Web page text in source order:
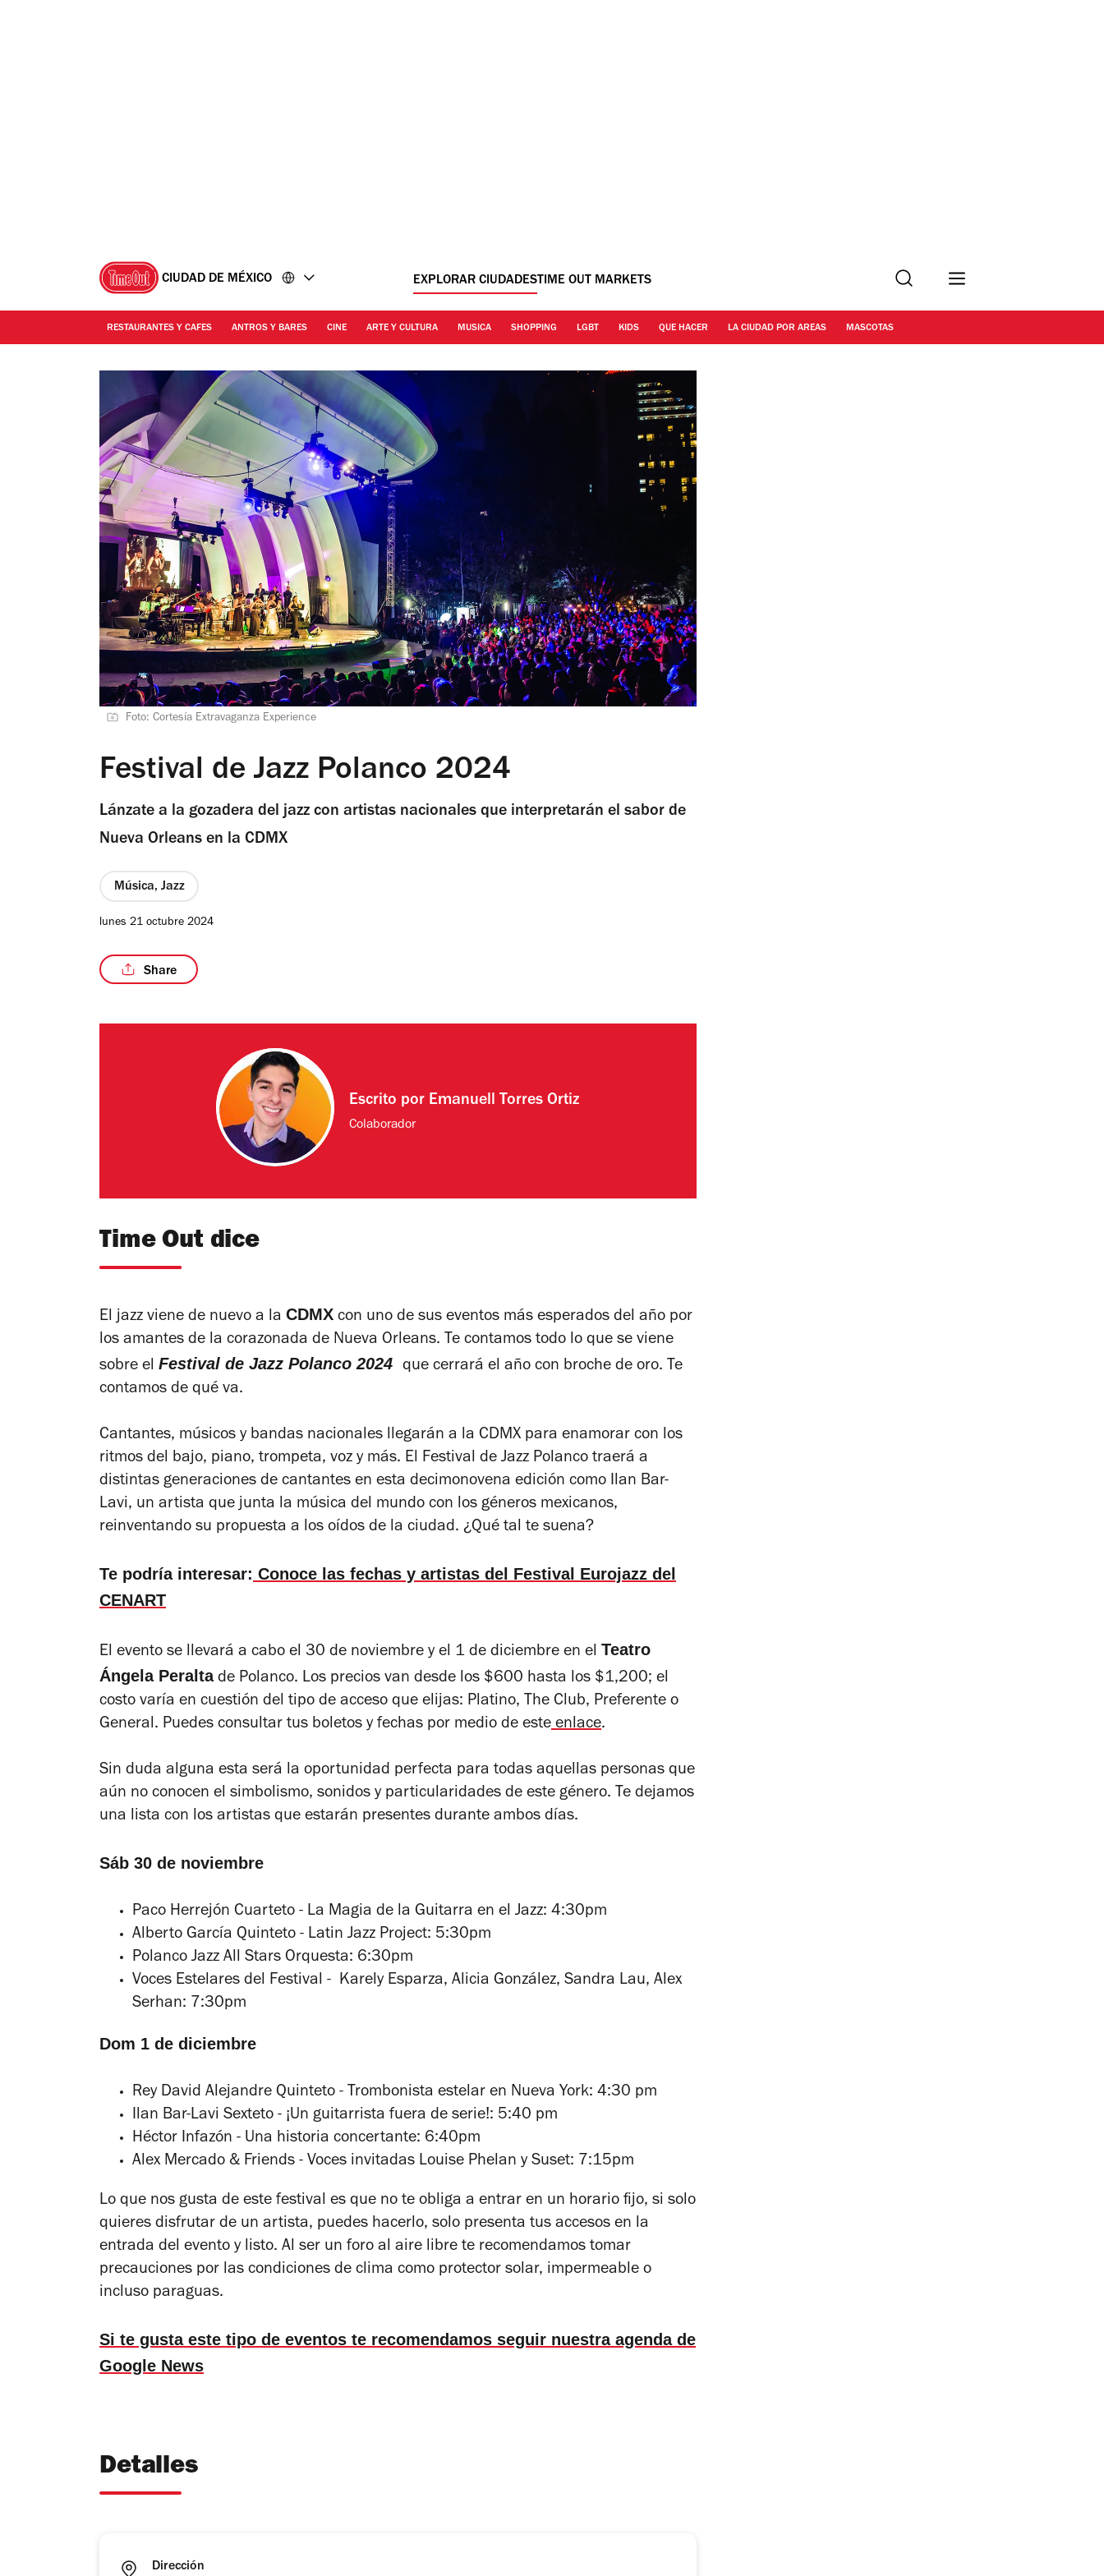
CIUDAD DE MÉXICO EXPLORAR CIUDADESTIME OUT MARKETS Buscar
RESTAURANTES Y CAFES ANTROS Y BARES CINE ARTE Y CULTURA MUSICA SHOPPING LGBT KIDS QUE HACER LA CIUDAD POR AREAS MASCOTAS
Foto: Cortesía Extravaganza Experience
Festival de Jazz Polanco 2024
Lánzate a la gozadera del jazz con artistas nacionales que interpretarán el sabor de
Nueva Orleans en la CDMX
Música, Jazz
lunes 21 octubre 2024
Share
Escrito por Emanuell Torres Ortiz
Colaborador
Time Out dice
El jazz viene de nuevo a la CDMX con uno de sus eventos más esperados del año por
los amantes de la corazonada de Nueva Orleans. Te contamos todo lo que se viene
sobre el Festival de Jazz Polanco 2024 que cerrará el año con broche de oro. Te
contamos de qué va.
Cantantes, músicos y bandas nacionales llegarán a la CDMX para enamorar con los
ritmos del bajo, piano, trompeta, voz y más. El Festival de Jazz Polanco traerá a
distintas generaciones de cantantes en esta decimonovena edición como Ilan Bar-
Lavi, un artista que junta la música del mundo con los géneros mexicanos,
reinventando su propuesta a los oídos de la ciudad. ¿Qué tal te suena?
Te podría interesar: Conoce las fechas y artistas del Festival Eurojazz del
CENART
El evento se llevará a cabo el 30 de noviembre y el 1 de diciembre en el Teatro
Ángela Peraltade Polanco. Los precios van desde los $600 hasta los $1,200; el
costo varía en cuestión del tipo de acceso que elijas: Platino, The Club, Preferente o
General. Puedes consultar tus boletos y fechas por medio de esteenlace.
Sin duda alguna esta será la oportunidad perfecta para todas aquellas personas que
aún no conocen el simbolismo, sonidos y particularidades de este género. Te dejamos
una lista con los artistas que estarán presentes durante ambos días.
Sáb 30 de noviembre
Paco Herrejón Cuarteto - La Magia de la Guitarra en el Jazz: 4:30pm
Alberto García Quinteto - Latin Jazz Project: 5:30pm
Polanco Jazz All Stars Orquesta: 6:30pm
Voces Estelares del Festival - Karely Esparza, Alicia González, Sandra Lau, Alex
Serhan: 7:30pm
Dom 1 de diciembre
Rey David Alejandre Quinteto - Trombonista estelar en Nueva York: 4:30 pm
Ilan Bar-Lavi Sexteto - ¡Un guitarrista fuera de serie!: 5:40 pm
Héctor Infazón - Una historia concertante: 6:40pm
Alex Mercado & Friends - Voces invitadas Louise Phelan y Suset: 7:15pm
Lo que nos gusta de este festival es que no te obliga a entrar en un horario fijo, si solo
quieres disfrutar de un artista, puedes hacerlo, solo presenta tus accesos en la
entrada del evento y listo. Al ser un foro al aire libre te recomendamos tomar
precauciones por las condiciones de clima como protector solar, impermeable o
incluso paraguas.
Si te gusta este tipo de eventos te recomendamos seguir nuestra agenda de
Google News
Detalles
Dirección